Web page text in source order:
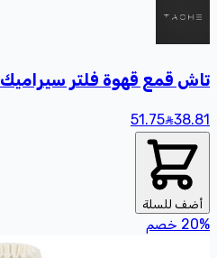
تاش قمع قهوة فلتر سيراميك 02
38.81
51.75
أضف للسلة
20% خصم